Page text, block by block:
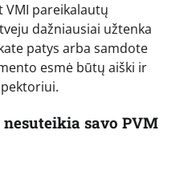
VMI pareikalautų
dažniausiai užtenka
patys arba samdote
esmė būtų aiški ir
savo PVM